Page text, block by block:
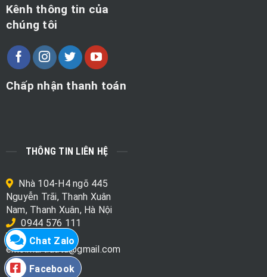
Kênh thông tin của
chúng tôi
Chấp nhận thanh toán
THÔNG TIN LIÊN HỆ
Nhà 104-H4 ngõ 445
Nguyễn Trãi, Thanh Xuân
Nam, Thanh Xuân, Hà Nội
0944 576 111
emo.mart.data@gmail.com
Chat Zalo
Facebook